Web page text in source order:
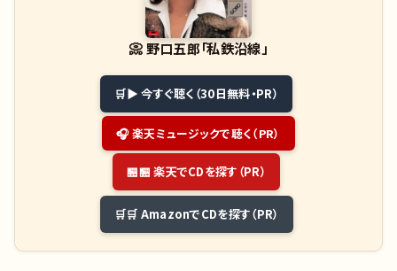
📀 野口五郎「私鉄沿線」
▶ 今すぐ聴く（30日無料・PR）
🎧 楽天ミュージックで聴く（PR）
🏪 楽天でCDを探す（PR）
🛒 AmazonでCDを探す（PR）